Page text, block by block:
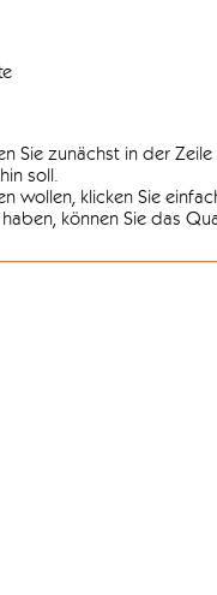
Sie zunächst in der
soll.
wollen, klicken Sie
können Sie das